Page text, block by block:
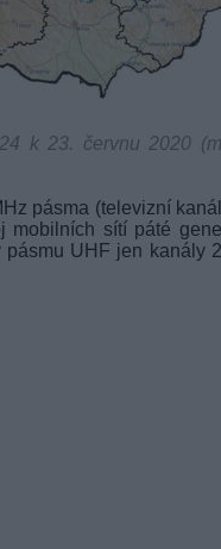
k 23. červnu 2020
pásma (televizní
mobilních sítí páté
UHF jen kanály